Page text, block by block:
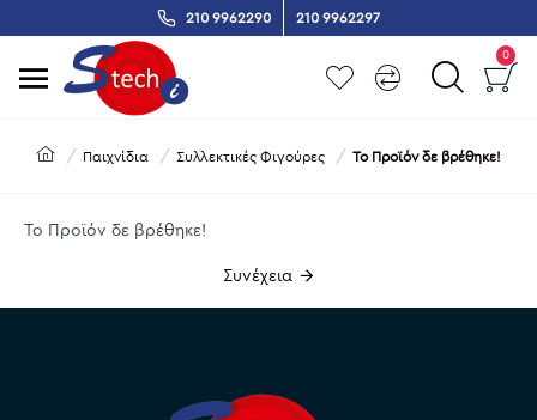
210 9962290 210 9962297
0
Παιχνίδια Συλλεκτικές Φιγούρες Το Προϊόν δε βρέθηκε!
Το Προϊόν δε βρέθηκε!
Συνέχεια